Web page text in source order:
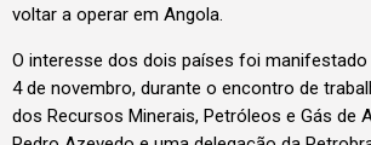
voltar a operar em Angola.
O interesse dos dois países foi
4 de novembro, durante o encontro de
dos Recursos Minerais, Petróleos e Gás de